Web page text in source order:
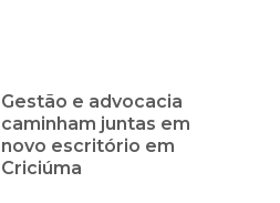
Gestão e advocacia
caminham juntas em
novo escritório em
Criciúma